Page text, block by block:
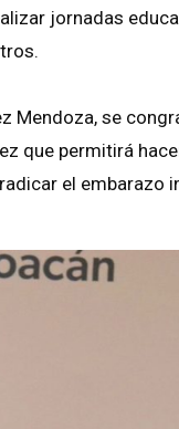
jornadas
Mendoza, se
que permitirá
el embarazo